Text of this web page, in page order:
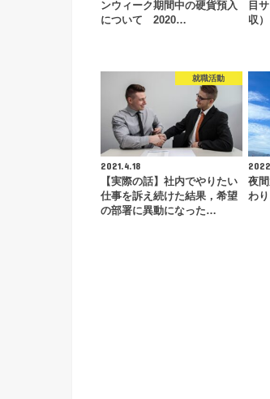
ンウィーク期間中の硬貨預入
について 2020…
目
収
就職活動
2021.4.18
【実際の話】社内でやりたい
仕事を訴え続けた結果，希望
の部署に異動になった…
夜
わり